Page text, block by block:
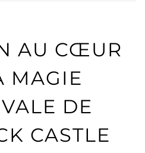
AU CŒUR
MAGIE
DE
CASTLE